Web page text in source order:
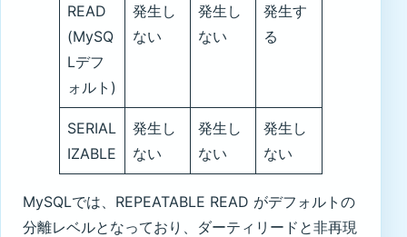
READ
(MySQ
Lデフ
ォルト)
発生し
ない
発生し
ない
発生す
る
SERIAL
IZABLE
発生し
ない
発生し
ない
発生し
ない
MySQLでは、REPEATABLE READ がデフォルトの
分離レベルとなっており、ダーティリードと非再現